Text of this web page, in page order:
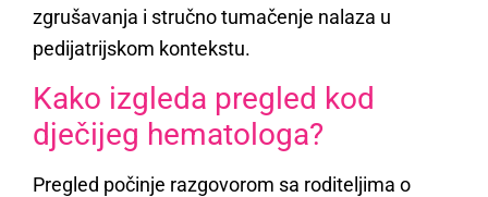
zgrušavanja i stručno tumačenje nalaza u
pedijatrijskom kontekstu.
Kako izgleda pregled kod
dječijeg hematologa?
Pregled počinje razgovorom sa roditeljima o